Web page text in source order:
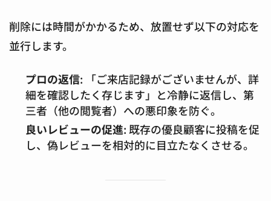
削除には時間がかかるため、放置せず以下の対応を
並行します。
プロの返信: 「ご来店記録がございませんが、詳
細を確認したく存じます」と冷静に返信し、第
三者（他の閲覧者）への悪印象を防ぐ。
良いレビューの促進: 既存の優良顧客に投稿を促
し、偽レビューを相対的に目立たなくさせる。